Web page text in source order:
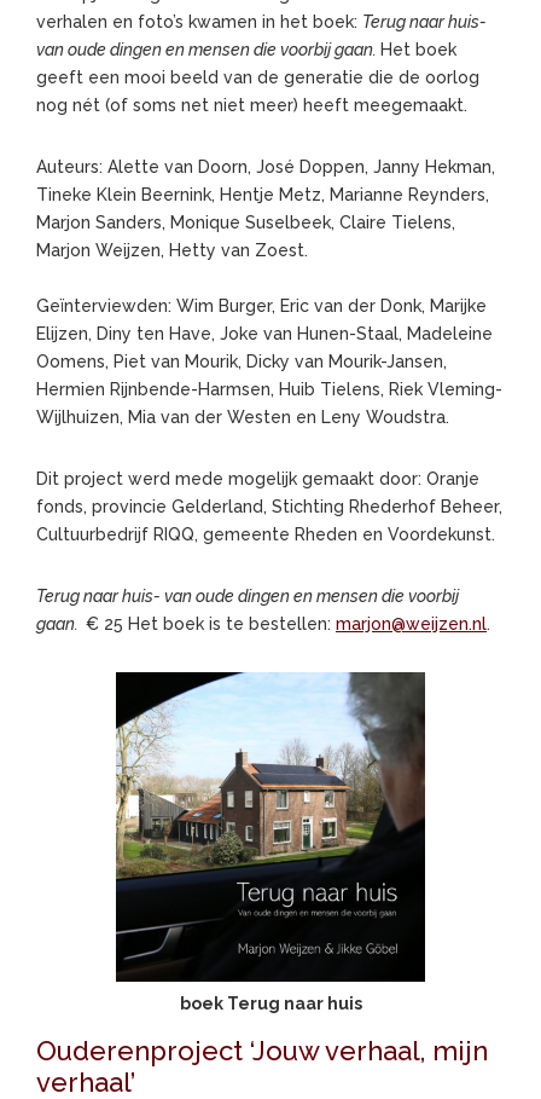
verhalen en foto’s kwamen in het boek: Terug naar huis-
van oude dingen en mensen die voorbij gaan. Het boek
geeft een mooi beeld van de generatie die de oorlog
nog nét (of soms net niet meer) heeft meegemaakt.
Auteurs: Alette van Doorn, José Doppen, Janny Hekman,
Tineke Klein Beernink, Hentje Metz, Marianne Reynders,
Marjon Sanders, Monique Suselbeek, Claire Tielens,
Marjon Weijzen, Hetty van Zoest.
Geïnterviewden: Wim Burger, Eric van der Donk, Marijke
Elijzen, Diny ten Have, Joke van Hunen-Staal, Madeleine
Oomens, Piet van Mourik, Dicky van Mourik-Jansen,
Hermien Rijnbende-Harmsen, Huib Tielens, Riek Vleming-
Wijlhuizen, Mia van der Westen en Leny Woudstra.
Dit project werd mede mogelijk gemaakt door: Oranje
fonds, provincie Gelderland, Stichting Rhederhof Beheer,
Cultuurbedrijf RIQQ, gemeente Rheden en Voordekunst.
Terug naar huis- van oude dingen en mensen die voorbij
gaan. € 25 Het boek is te bestellen: marjon@weijzen.nl.
boek Terug naar huis
Ouderenproject ‘Jouw verhaal, mijn
verhaal’